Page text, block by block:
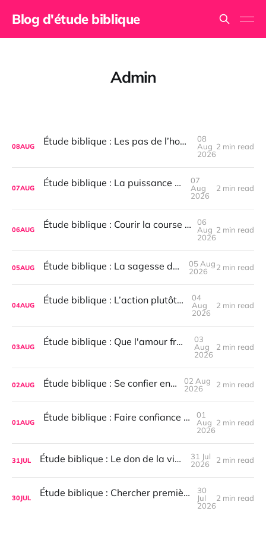
Blog d'étude biblique
Admin
08AUG Étude biblique : Les pas de l’homme sont affermis par l’Éternel
08
Aug
2026
2 min read
07AUG Étude biblique : La puissance de la retenue
07
Aug
2026
2 min read
06AUG Étude biblique : Courir la course avec persévérance
06
Aug
2026
2 min read
05AUG Étude biblique : La sagesse de la retenue
05 Aug
2026
2 min read
04AUG Étude biblique : L’action plutôt que l’apathie
04
Aug
2026
2 min read
03AUG Étude biblique : Que l'amour fraternel demeure
03
Aug
2026
2 min read
02AUG Étude biblique : Se confier en l’Éternel
02 Aug
2026
2 min read
01AUG Étude biblique : Faire confiance aux plans de Dieu
01
Aug
2026
2 min read
31JUL Étude biblique : Le don de la vie éternelle
31 Jul
2026
2 min read
30JUL Étude biblique : Chercher premièrement le royaume
30
Jul
2026
2 min read